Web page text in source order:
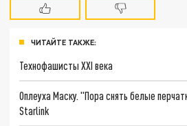
ЧИТАЙТЕ ТАКЖЕ:
Технофашисты XXI века
Оплеуха Маску. "Пора снять белые
Starlink